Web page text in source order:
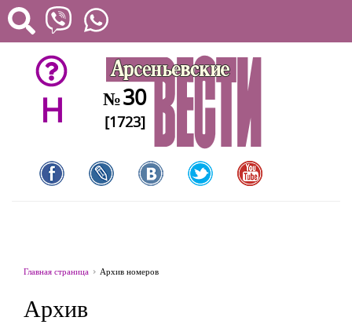
H №30
[1723]
Главная страница Архив номеров
Архив